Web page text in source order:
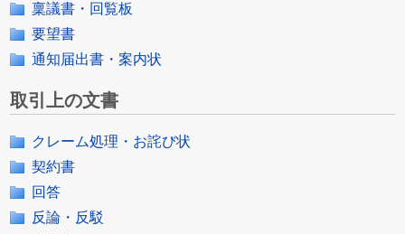
稟議書・回覧板
要望書
通知届出書・案内状
取引上の文書
クレーム処理・お詫び状
契約書
回答
反論・反駁